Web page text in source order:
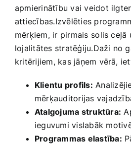
apmierinātību vai veidot
attiecības.Izvēlēties
mērķiem,‌ ir pirmais⁣ solis ceļā
lojalitātes stratēģiju.Daži no
kritērijiem, ‍kas jāņem vērā,
Klientu profils:
mērķauditorijas​
Atalgojuma struktūra:
ieguvumi vislabāk
Programmas elastība: